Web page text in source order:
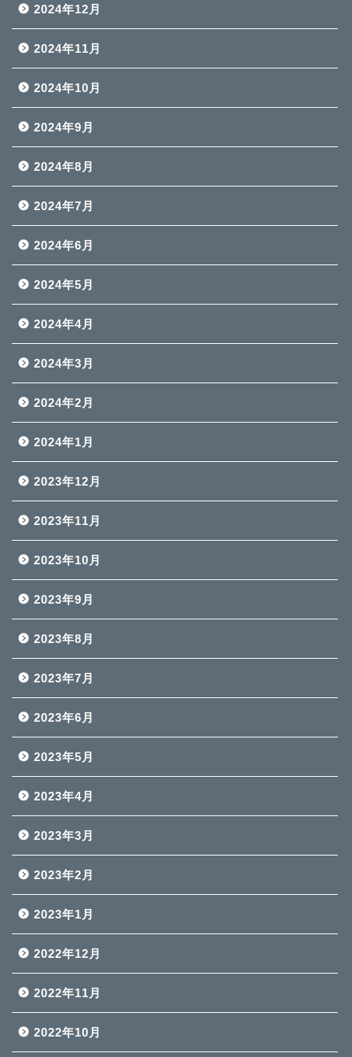
2024年12月
2024年11月
2024年10月
2024年9月
2024年8月
2024年7月
2024年6月
2024年5月
2024年4月
2024年3月
2024年2月
2024年1月
2023年12月
2023年11月
2023年10月
2023年9月
2023年8月
2023年7月
2023年6月
2023年5月
2023年4月
2023年3月
2023年2月
2023年1月
2022年12月
2022年11月
2022年10月